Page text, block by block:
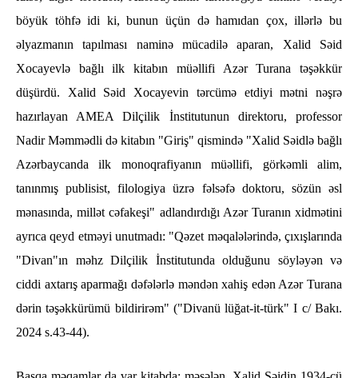
böyük töhfə idi ki, bunun üçün də hamıdan çox, illərlə bu
əlyazmanın tapılması naminə mücadilə aparan, Xalid Səid
Xocayevlə bağlı ilk kitabın müəllifi Azər Turana təşəkkür
düşürdü. Xalid Səid Xocayevin tərcümə etdiyi mətni nəşrə
hazırlayan AMEA Dilçilik İnstitutunun direktoru, professor
Nadir Məmmədli də kitabın "Giriş" qismində "Xalid Səidlə bağlı
Azərbaycanda ilk monoqrafiyanın müəllifi, görkəmli alim,
tanınmış publisist, filologiya üzrə fəlsəfə doktoru, sözün əsl
mənasında, millət cəfakeşi" adlandırdığı Azər Turanın xidmətini
ayrıca qeyd etməyi unutmadı: "Qəzet məqalələrində, çıxışlarında
"Divan"ın məhz Dilçilik İnstitutunda olduğunu söyləyən və
ciddi axtarış aparmağı dəfələrlə məndən xahiş edən Azər Turana
dərin təşəkkürümü bildirirəm" ("Divanü lüğat-it-türk" I c/ Bakı.
2024 s.43-44).